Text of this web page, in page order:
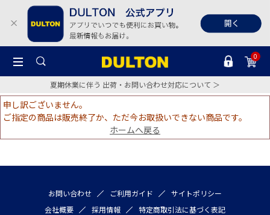
0
夏期休業に伴う 出荷・お問い合わせ対応について ＞
申し訳ございません。
ご指定の商品は販売終了か、ただ今お取扱いできない商品です。
ホームへ戻る
お問い合わせ ご利用ガイド
サイトポリシー
会社概要
採用情報 特定商取引法に基づく表記